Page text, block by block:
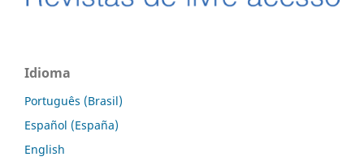
Idioma
Português (Brasil)
Español (España)
English